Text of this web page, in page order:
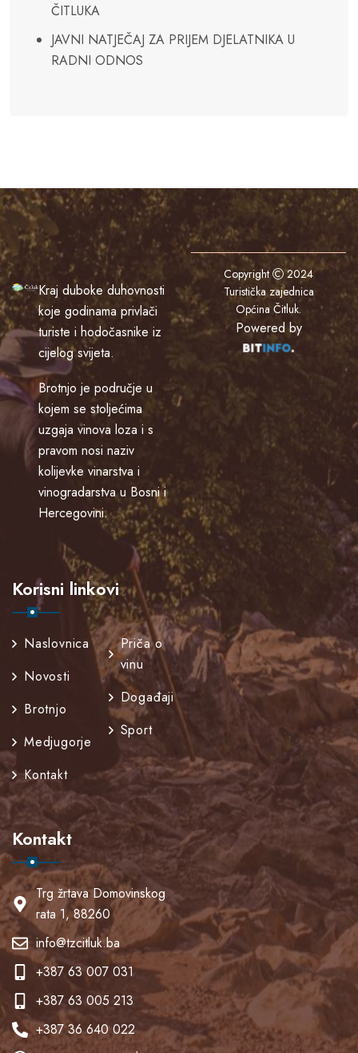
ČITLUKA
JAVNI NATJEČAJ ZA PRIJEM DJELATNIKA U
RADNI ODNOS
Kraj duboke duhovnosti
koje godinama privlači
turiste i hodočasnike iz
cijelog svijeta.
Brotnjo je područje u
kojem se stoljećima
uzgaja vinova loza i s
pravom nosi naziv
kolijevke vinarstva i
vinogradarstva u Bosni i
Hercegovini.
Korisni linkovi
Naslovnica
Novosti
Brotnjo
Medjugorje
Kontakt
Priča o
vinu
Događaji
Sport
Kontakt
Trg žrtava Domovinskog
rata 1, 88260
info@tzcitluk.ba
+387 63 007 031
+387 63 005 213
+387 36 640 022
Copyright
2024
Turistička zajednica
Općina Čitluk.
Powered by